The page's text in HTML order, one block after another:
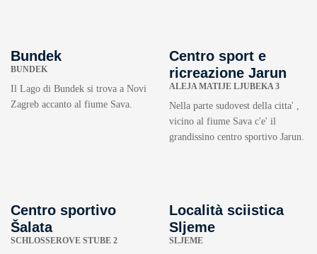
Bundek
BUNDEK
Il Lago di Bundek si trova a Novi
Zagreb accanto al fiume Sava.
Centro sport e
ricreazione Jarun
ALEJA MATIJE LJUBEKA 3
Nella parte sudovest della citta' ,
vicino al fiume Sava c'e' il
grandissino centro sportivo Jarun.
Centro sportivo
Šalata
SCHLOSSEROVE STUBE 2
Località sciistica
Sljeme
SLJEME